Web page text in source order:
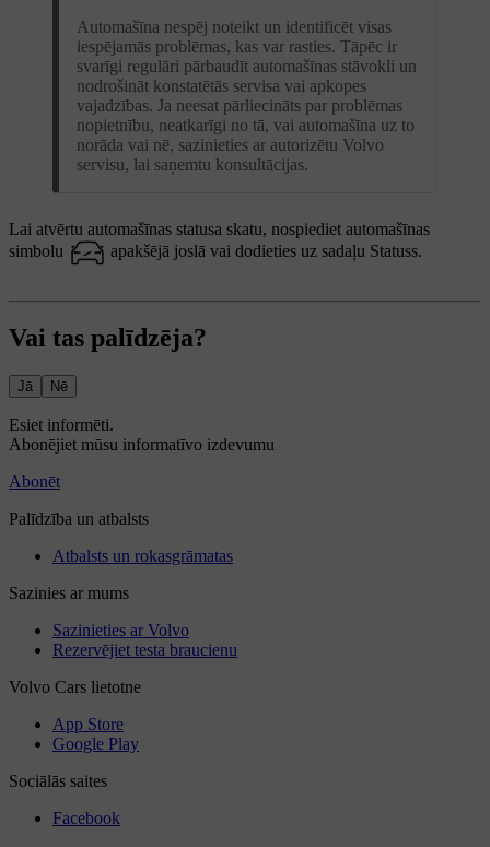
Automašīna nespēj noteikt un identificēt visas
iespējamās problēmas, kas var rasties. Tāpēc ir
svarīgi regulāri pārbaudīt automašīnas stāvokli un
nodrošināt konstatētās servisa vai apkopes
vajadzības. Ja neesat pārliecināts par problēmas
nopietnību, neatkarīgi no tā, vai automašīna uz to
norāda vai nē, sazinieties ar autorizētu Volvo
servisu, lai saņemtu konsultācijas.
Lai atvērtu automašīnas statusa skatu, nospiediet automašīnas
simbolu
apakšējā joslā vai dodieties uz sadaļu Statuss.
Vai tas palīdzēja?
Jā Nē